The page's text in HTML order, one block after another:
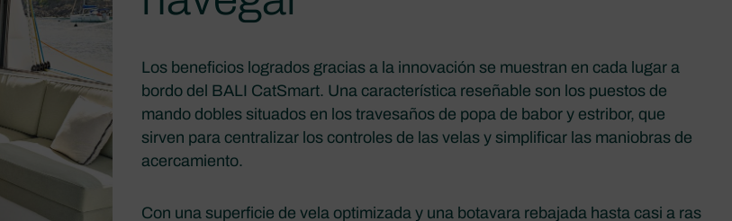
Los beneficios logrados gracias a la innovación se muestran en cada lugar a
bordo del BALI CatSmart. Una característica reseñable son los puestos de
mando dobles situados en los travesaños de popa de babor y estribor, que
sirven para centralizar los controles de las velas y simplificar las maniobras de
acercamiento.
Con una superficie de vela optimizada y una botavara rebajada hasta casi a ras